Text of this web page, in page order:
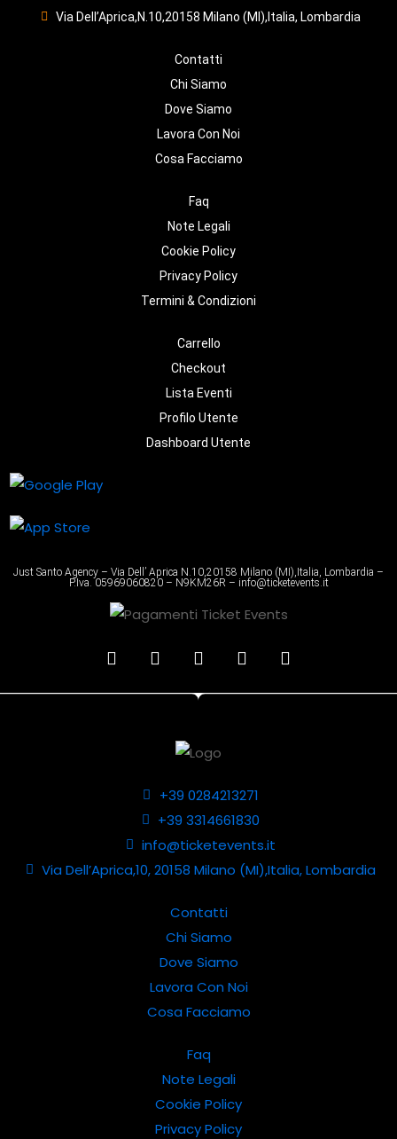
Via Dell’Aprica,N.10,20158 Milano (MI),Italia, Lombardia
Contatti
Chi Siamo
Dove Siamo
Lavora Con Noi
Cosa Facciamo
Faq
Note Legali
Cookie Policy
Privacy Policy
Termini & Condizioni
Carrello
Checkout
Lista Eventi
Profilo Utente
Dashboard Utente
Just Santo Agency – Via Dell’ Aprica N.10,20158 Milano (MI),Italia, Lombardia –
P.Iva. 05969060820 – N9KM26R – info@ticketevents.it
+39 0284213271
+39 3314661830
info@ticketevents.it
Via Dell’Aprica,10, 20158 Milano (MI),Italia, Lombardia
Contatti
Chi Siamo
Dove Siamo
Lavora Con Noi
Cosa Facciamo
Faq
Note Legali
Cookie Policy
Privacy Policy